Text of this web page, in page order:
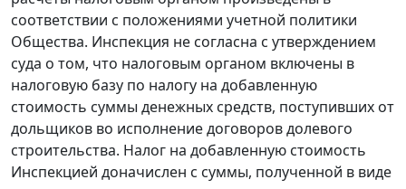
соответствии с положениями учетной политики
Общества. Инспекция не согласна с утверждением
суда о том, что налоговым органом включены в
налоговую базу по налогу на добавленную
стоимость суммы денежных средств, поступивших от
дольщиков во исполнение договоров долевого
строительства. Налог на добавленную стоимость
Инспекцией доначислен с суммы, полученной в виде